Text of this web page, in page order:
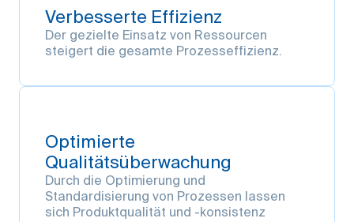
Verbesserte Effizienz
Der gezielte Einsatz von Ressourcen
steigert die gesamte Prozesseffizienz.
Optimierte
Qualitätsüberwachung
Durch die Optimierung und
Standardisierung von Prozessen lassen
sich Produktqualität und -konsistenz